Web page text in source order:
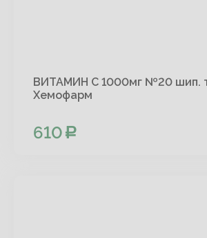
ВИТАМИН С 1000мг №20 шип.
Хемофарм
610